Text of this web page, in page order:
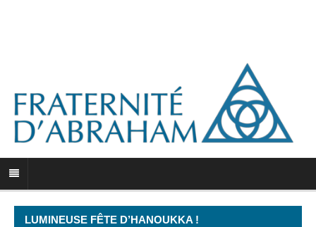
LUMINEUSE FÊTE D’HANOUKKA !